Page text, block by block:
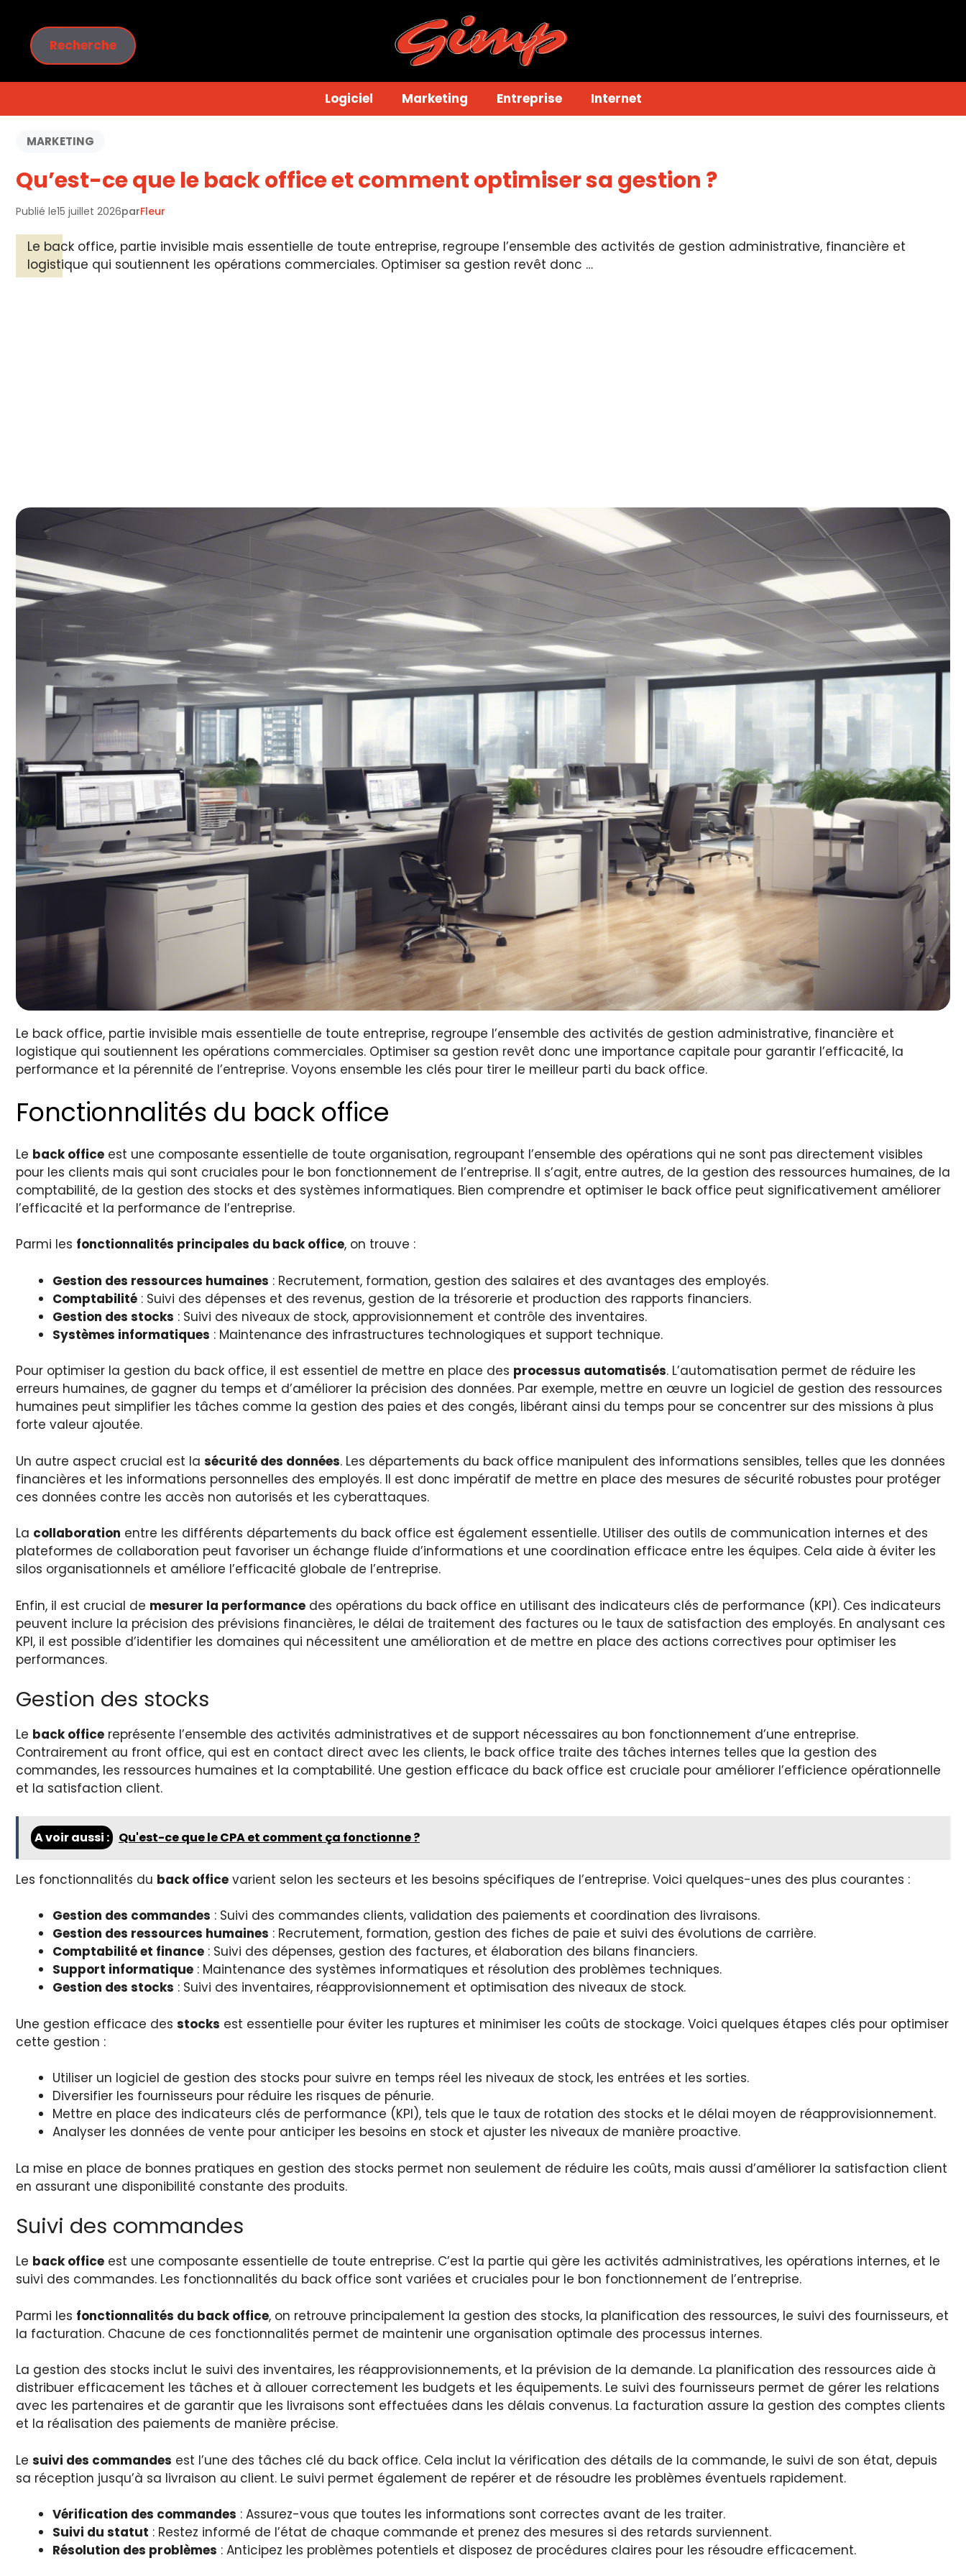
contenu
Rechercher
Recherche
Logiciel Marketing Entreprise Internet
MARKETING
Qu’est-ce que le back office et comment optimiser sa gestion ?
Publié le15 juillet 2026parFleur
Le back office, partie invisible mais essentielle de toute entreprise, regroupe l’ensemble des activités de gestion administrative, financière et
logistique qui soutiennent les opérations commerciales. Optimiser sa gestion revêt donc …
Le back office, partie invisible mais essentielle de toute entreprise, regroupe l’ensemble des activités de gestion administrative, financière et
logistique qui soutiennent les opérations commerciales. Optimiser sa gestion revêt donc une importance capitale pour garantir l’efficacité, la
performance et la pérennité de l’entreprise. Voyons ensemble les clés pour tirer le meilleur parti du back office.
Fonctionnalités du back office
Le back office est une composante essentielle de toute organisation, regroupant l’ensemble des opérations qui ne sont pas directement visibles
pour les clients mais qui sont cruciales pour le bon fonctionnement de l’entreprise. Il s’agit, entre autres, de la gestion des ressources humaines, de la
comptabilité, de la gestion des stocks et des systèmes informatiques. Bien comprendre et optimiser le back office peut significativement améliorer
l’efficacité et la performance de l’entreprise.
Parmi les fonctionnalités principales du back office, on trouve :
Gestion des ressources humaines : Recrutement, formation, gestion des salaires et des avantages des employés.
Comptabilité : Suivi des dépenses et des revenus, gestion de la trésorerie et production des rapports financiers.
Gestion des stocks : Suivi des niveaux de stock, approvisionnement et contrôle des inventaires.
Systèmes informatiques : Maintenance des infrastructures technologiques et support technique.
Pour optimiser la gestion du back office, il est essentiel de mettre en place des processus automatisés. L’automatisation permet de réduire les
erreurs humaines, de gagner du temps et d’améliorer la précision des données. Par exemple, mettre en œuvre un logiciel de gestion des ressources
humaines peut simplifier les tâches comme la gestion des paies et des congés, libérant ainsi du temps pour se concentrer sur des missions à plus
forte valeur ajoutée.
Un autre aspect crucial est la sécurité des données. Les départements du back office manipulent des informations sensibles, telles que les données
financières et les informations personnelles des employés. Il est donc impératif de mettre en place des mesures de sécurité robustes pour protéger
ces données contre les accès non autorisés et les cyberattaques.
La collaboration entre les différents départements du back office est également essentielle. Utiliser des outils de communication internes et des
plateformes de collaboration peut favoriser un échange fluide d’informations et une coordination efficace entre les équipes. Cela aide à éviter les
silos organisationnels et améliore l’efficacité globale de l’entreprise.
Enfin, il est crucial de mesurer la performance des opérations du back office en utilisant des indicateurs clés de performance (KPI). Ces indicateurs
peuvent inclure la précision des prévisions financières, le délai de traitement des factures ou le taux de satisfaction des employés. En analysant ces
KPI, il est possible d’identifier les domaines qui nécessitent une amélioration et de mettre en place des actions correctives pour optimiser les
performances.
Gestion des stocks
Le back office représente l’ensemble des activités administratives et de support nécessaires au bon fonctionnement d’une entreprise.
Contrairement au front office, qui est en contact direct avec les clients, le back office traite des tâches internes telles que la gestion des
commandes, les ressources humaines et la comptabilité. Une gestion efficace du back office est cruciale pour améliorer l’efficience opérationnelle
et la satisfaction client.
A voir aussi : Qu'est-ce que le CPA et comment ça fonctionne ?
Les fonctionnalités du back office varient selon les secteurs et les besoins spécifiques de l’entreprise. Voici quelques-unes des plus courantes :
Gestion des commandes : Suivi des commandes clients, validation des paiements et coordination des livraisons.
Gestion des ressources humaines : Recrutement, formation, gestion des fiches de paie et suivi des évolutions de carrière.
Comptabilité et finance : Suivi des dépenses, gestion des factures, et élaboration des bilans financiers.
Support informatique : Maintenance des systèmes informatiques et résolution des problèmes techniques.
Gestion des stocks : Suivi des inventaires, réapprovisionnement et optimisation des niveaux de stock.
Une gestion efficace des stocks est essentielle pour éviter les ruptures et minimiser les coûts de stockage. Voici quelques étapes clés pour optimiser
cette gestion :
Utiliser un logiciel de gestion des stocks pour suivre en temps réel les niveaux de stock, les entrées et les sorties.
Diversifier les fournisseurs pour réduire les risques de pénurie.
Mettre en place des indicateurs clés de performance (KPI), tels que le taux de rotation des stocks et le délai moyen de réapprovisionnement.
Analyser les données de vente pour anticiper les besoins en stock et ajuster les niveaux de manière proactive.
La mise en place de bonnes pratiques en gestion des stocks permet non seulement de réduire les coûts, mais aussi d’améliorer la satisfaction client
en assurant une disponibilité constante des produits.
Suivi des commandes
Le back office est une composante essentielle de toute entreprise. C’est la partie qui gère les activités administratives, les opérations internes, et le
suivi des commandes. Les fonctionnalités du back office sont variées et cruciales pour le bon fonctionnement de l’entreprise.
Parmi les fonctionnalités du back office, on retrouve principalement la gestion des stocks, la planification des ressources, le suivi des fournisseurs, et
la facturation. Chacune de ces fonctionnalités permet de maintenir une organisation optimale des processus internes.
La gestion des stocks inclut le suivi des inventaires, les réapprovisionnements, et la prévision de la demande. La planification des ressources aide à
distribuer efficacement les tâches et à allouer correctement les budgets et les équipements. Le suivi des fournisseurs permet de gérer les relations
avec les partenaires et de garantir que les livraisons sont effectuées dans les délais convenus. La facturation assure la gestion des comptes clients
et la réalisation des paiements de manière précise.
Le suivi des commandes est l’une des tâches clé du back office. Cela inclut la vérification des détails de la commande, le suivi de son état, depuis
sa réception jusqu’à sa livraison au client. Le suivi permet également de repérer et de résoudre les problèmes éventuels rapidement.
Vérification des commandes : Assurez-vous que toutes les informations sont correctes avant de les traiter.
Suivi du statut : Restez informé de l’état de chaque commande et prenez des mesures si des retards surviennent.
Résolution des problèmes : Anticipez les problèmes potentiels et disposez de procédures claires pour les résoudre efficacement.